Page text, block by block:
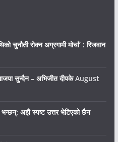
चुनौती रोक्न अग्रगामी मोर्चा’ : रिजवान
सुन्दैन – अभिजीत दीपके August
अझै स्पष्ट उत्तर भेटिएको छैन